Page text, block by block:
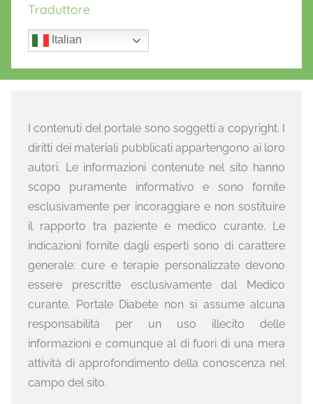
Traduttore
Italian
I contenuti del portale sono soggetti a copyright. I
diritti dei materiali pubblicati appartengono ai loro
autori. Le informazioni contenute nel sito hanno
scopo puramente informativo e sono fornite
esclusivamente per incoraggiare e non sostituire
il rapporto tra paziente e medico curante. Le
indicazioni fornite dagli esperti sono di carattere
generale: cure e terapie personalizzate devono
essere prescritte esclusivamente dal Medico
curante. Portale Diabete non si assume alcuna
responsabilità per un uso illecito delle
informazioni e comunque al di fuori di una mera
attività di approfondimento della conoscenza nel
campo del sito.